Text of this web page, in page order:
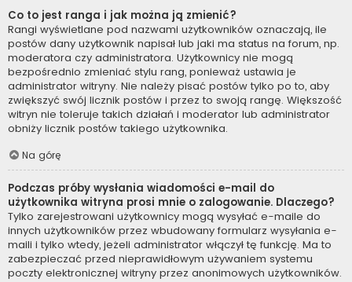
Co to jest ranga i jak można ją zmienić?
Rangi wyświetlane pod nazwami użytkowników oznaczają, ile
postów dany użytkownik napisał lub jaki ma status na forum, np.
moderatora czy administratora. Użytkownicy nie mogą
bezpośrednio zmieniać stylu rang, ponieważ ustawia je
administrator witryny. Nie należy pisać postów tylko po to, aby
zwiększyć swój licznik postów i przez to swoją rangę. Większość
witryn nie toleruje takich działań i moderator lub administrator
obniży licznik postów takiego użytkownika.
Na górę
Podczas próby wysłania wiadomości e-mail do
użytkownika witryna prosi mnie o zalogowanie. Dlaczego?
Tylko zarejestrowani użytkownicy mogą wysyłać e-maile do
innych użytkowników przez wbudowany formularz wysyłania e-
maili i tylko wtedy, jeżeli administrator włączył tę funkcję. Ma to
zabezpieczać przed nieprawidłowym używaniem systemu
poczty elektronicznej witryny przez anonimowych użytkowników.